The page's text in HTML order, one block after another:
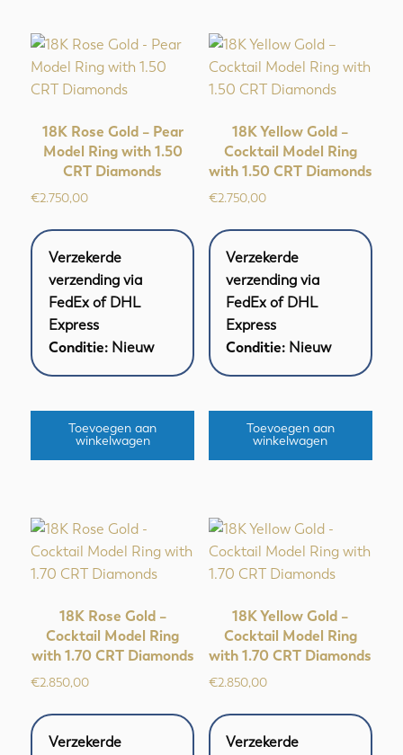
18K Rose Gold – Pear
Model Ring with 1.50
CRT Diamonds
€2.750,00
Verzekerde
verzending via
FedEx of DHL
Express
Conditie: Nieuw
Toevoegen aan
winkelwagen
18K Yellow Gold –
Cocktail Model Ring
with 1.50 CRT Diamonds
€2.750,00
Verzekerde
verzending via
FedEx of DHL
Express
Conditie: Nieuw
Toevoegen aan
winkelwagen
18K Rose Gold –
Cocktail Model Ring
with 1.70 CRT Diamonds
€2.850,00
Verzekerde
18K Yellow Gold –
Cocktail Model Ring
with 1.70 CRT Diamonds
€2.850,00
Verzekerde